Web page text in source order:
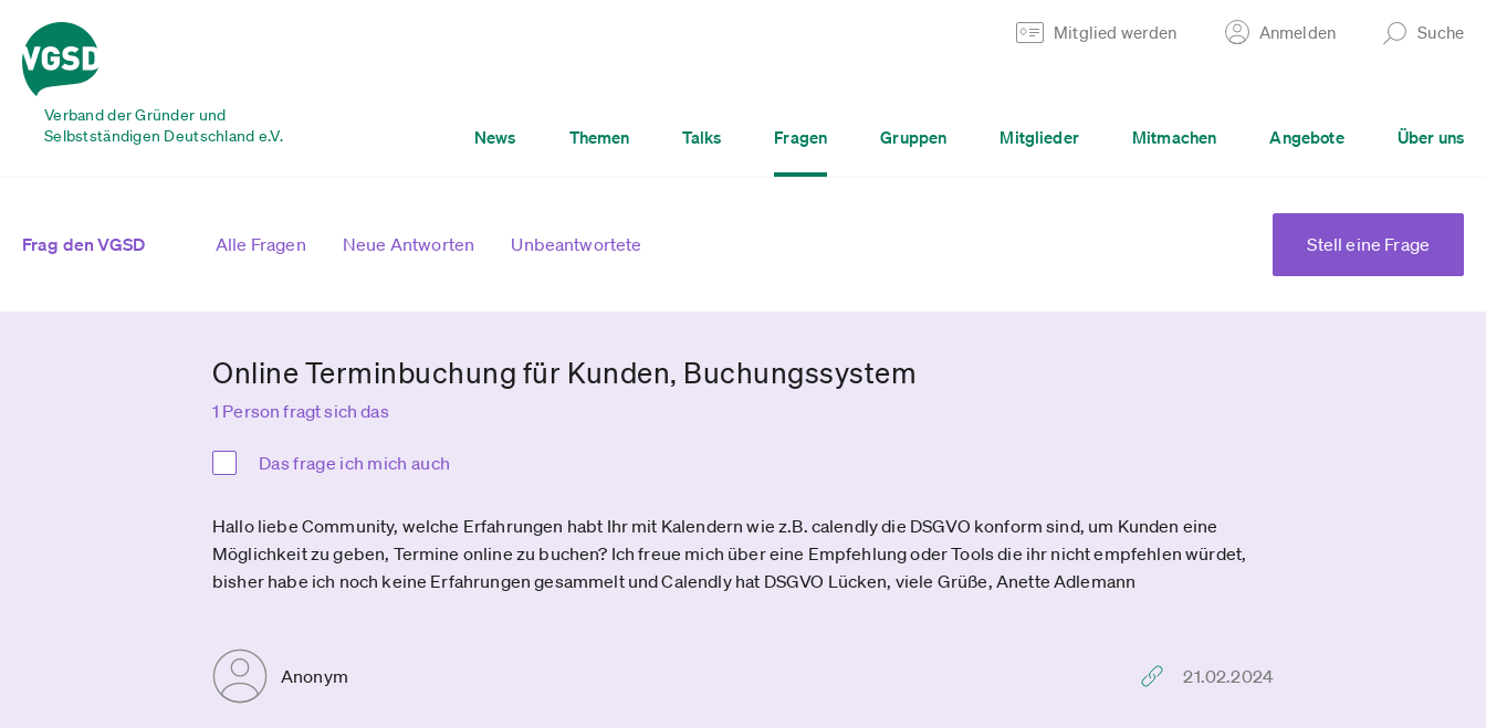
Verband der Gründer und
Selbstständigen Deutschland e.V.
Mitglied werden Anmelden Suche
News Themen Talks Fragen Gruppen Mitglieder Mitmachen Angebote Über uns
Frag den VGSD Alle Fragen Neue Antworten Unbeantwortete Stell eine Frage
Online Terminbuchung für Kunden, Buchungssystem
1 Person fragt sich das
Das frage ich mich auch
Hallo liebe Community, welche Erfahrungen habt Ihr mit Kalendern wie z.B. calendly die DSGVO konform sind, um Kunden eine
Möglichkeit zu geben, Termine online zu buchen? Ich freue mich über eine Empfehlung oder Tools die ihr nicht empfehlen würdet,
bisher habe ich noch keine Erfahrungen gesammelt und Calendly hat DSGVO Lücken, viele Grüße, Anette Adlemann
Anonym 21.02.2024